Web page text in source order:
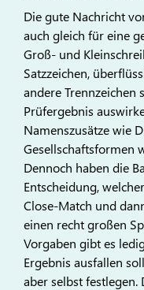
Die gute Nachricht
auch gleich für eine
Groß- und
Satzzeichen,
andere Trennzeichen
Prüfergebnis
Namenszusätze wie
Gesellschaftsformen
Dennoch haben die
Entscheidung,
Close-Match und
einen recht großen
Vorgaben gibt es
Ergebnis ausfallen
aber selbst